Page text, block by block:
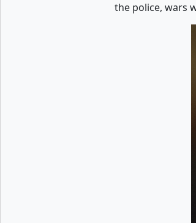
the police, wars